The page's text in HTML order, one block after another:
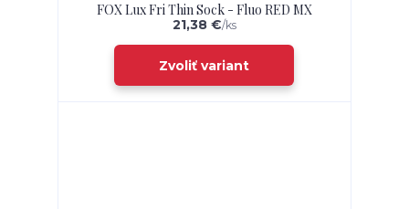
FOX Lux Fri Thin Sock - Fluo RED MX
21,38 €/ks
Zvoliť variant